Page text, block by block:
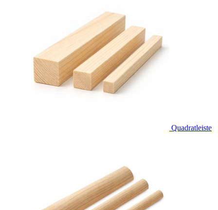
Quadratleiste